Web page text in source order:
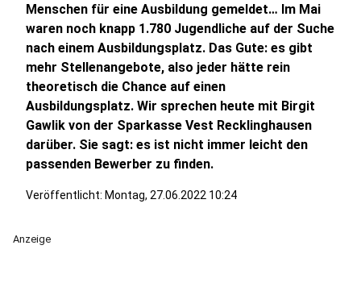
Menschen für eine Ausbildung gemeldet… Im Mai
waren noch knapp 1.780 Jugendliche auf der Suche
nach einem Ausbildungsplatz. Das Gute: es gibt
mehr Stellenangebote, also jeder hätte rein
theoretisch die Chance auf einen
Ausbildungsplatz. Wir sprechen heute mit Birgit
Gawlik von der Sparkasse Vest Recklinghausen
darüber. Sie sagt: es ist nicht immer leicht den
passenden Bewerber zu finden.
Veröffentlicht: Montag, 27.06.2022 10:24
Anzeige